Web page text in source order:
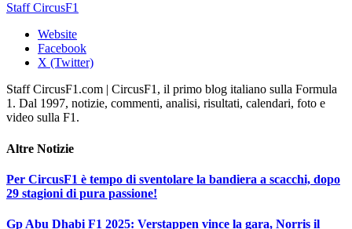
Staff CircusF1
Website
Facebook
X (Twitter)
Staff CircusF1.com | CircusF1, il primo blog italiano sulla Formula
1. Dal 1997, notizie, commenti, analisi, risultati, calendari, foto e
video sulla F1.
Altre Notizie
Per CircusF1 è tempo di sventolare la bandiera a scacchi, dopo
29 stagioni di pura passione!
Gp Abu Dhabi F1 2025: Verstappen vince la gara, Norris il